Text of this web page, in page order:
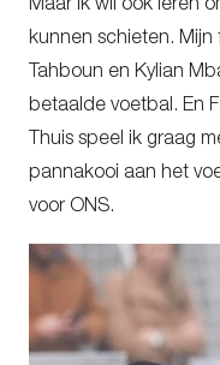
Maar ik wil ook leren
kunnen schieten. Mijn
Tahboun en Kylian
betaalde voetbal. En
Thuis speel ik graag
pannakooi aan het
voor ONS.